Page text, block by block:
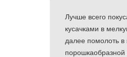
Лучше всего
кусачками в
далее помолоть
порошкаобразной